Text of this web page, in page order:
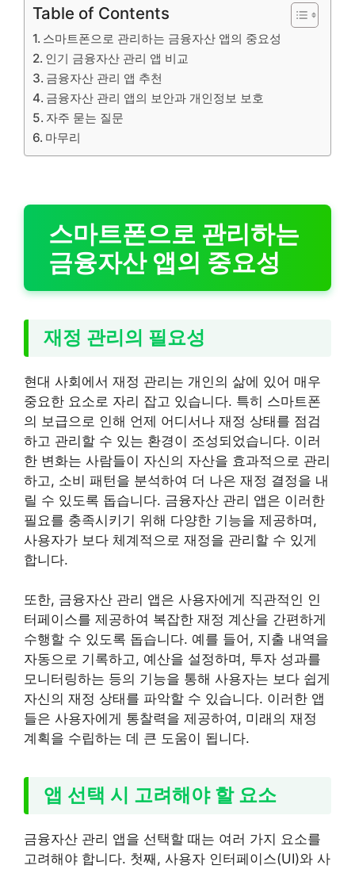
Table of Contents
스마트폰으로 관리하는 금융자산 앱의 중요성
인기 금융자산 관리 앱 비교
금융자산 관리 앱 추천
금융자산 관리 앱의 보안과 개인정보 보호
자주 묻는 질문
마무리
스마트폰으로 관리하는
금융자산 앱의 중요성
재정 관리의 필요성
현대 사회에서 재정 관리는 개인의 삶에 있어 매우
중요한 요소로 자리 잡고 있습니다. 특히 스마트폰
의 보급으로 인해 언제 어디서나 재정 상태를 점검
하고 관리할 수 있는 환경이 조성되었습니다. 이러
한 변화는 사람들이 자신의 자산을 효과적으로 관리
하고, 소비 패턴을 분석하여 더 나은 재정 결정을 내
릴 수 있도록 돕습니다. 금융자산 관리 앱은 이러한
필요를 충족시키기 위해 다양한 기능을 제공하며,
사용자가 보다 체계적으로 재정을 관리할 수 있게
합니다.
또한, 금융자산 관리 앱은 사용자에게 직관적인 인
터페이스를 제공하여 복잡한 재정 계산을 간편하게
수행할 수 있도록 돕습니다. 예를 들어, 지출 내역을
자동으로 기록하고, 예산을 설정하며, 투자 성과를
모니터링하는 등의 기능을 통해 사용자는 보다 쉽게
자신의 재정 상태를 파악할 수 있습니다. 이러한 앱
들은 사용자에게 통찰력을 제공하여, 미래의 재정
계획을 수립하는 데 큰 도움이 됩니다.
앱 선택 시 고려해야 할 요소
금융자산 관리 앱을 선택할 때는 여러 가지 요소를
고려해야 합니다. 첫째, 사용자 인터페이스(UI)와 사